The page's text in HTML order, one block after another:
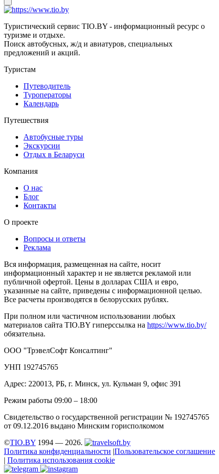
Туристический сервис TIO.BY - информационный ресурс о
туризме и отдыхе.
Поиск автобусных, ж/д и авиатуров, специальных
предложений и акций.
Туристам
Путеводитель
Туроператоры
Календарь
Путешествия
Автобусные туры
Экскурсии
Отдых в Беларуси
Компания
О нас
Блог
Контакты
О проекте
Вопросы и ответы
Реклама
Вся информация, размещенная на сайте, носит
информационный характер и не является рекламой или
публичной офертой. Цены в долларах США и евро,
указанные на сайте, приведены с информационной целью.
Все расчеты производятся в белорусских рублях.
При полном или частичном использовании любых
материалов сайта TIO.BY гиперссылка на https://www.tio.by/
обязательна.
ООО "ТрэвелСофт Консалтинг"
УНП 192745765
Адрес: 220013, РБ, г. Минск, ул. Кульман 9, офис 391
Режим работы 09:00 – 18:00
Свидетельство о государственной регистрации № 192745765
от 09.12.2016 выдано Минским горисполкомом
©TIO.BY 1994 — 2026.
Политика конфиденциальности |Пользовательское соглашение
| Политика использования cookie